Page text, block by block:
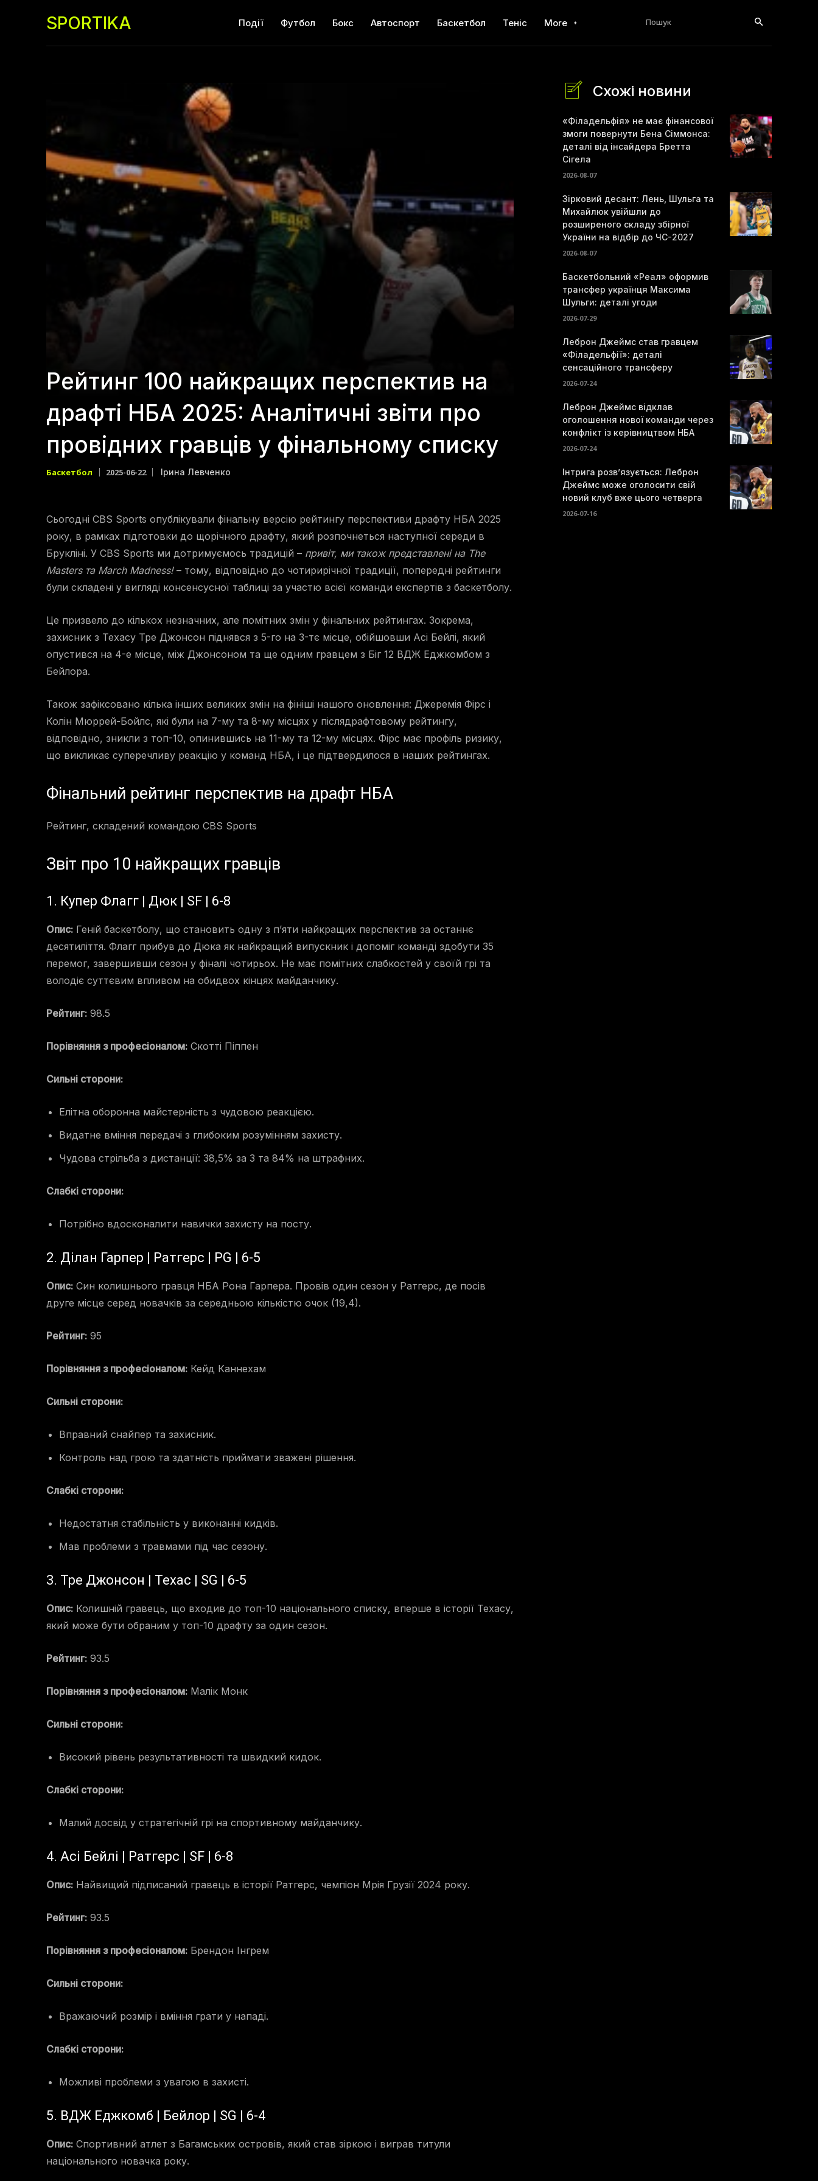
SPORTIKA Події Футбол Бокс Автоспорт Баскетбол Теніс More Пошук
Рейтинг 100 найкращих перспектив на
драфті НБА 2025: Аналітичні звіти про
провідних гравців у фінальному списку
Баскетбол 2025-06-22 Ірина Левченко
Сьогодні CBS Sports опублікували фінальну версію рейтингу перспективи драфту НБА 2025
року, в рамках підготовки до щорічного драфту, який розпочнеться наступної середи в
Брукліні. У CBS Sports ми дотримуємось традицій – привіт, ми також представлені на The
Masters та March Madness!– тому, відповідно до чотирирічної традиції, попередні рейтинги
були складені у вигляді консенсусної таблиці за участю всієї команди експертів з баскетболу.
Це призвело до кількох незначних, але помітних змін у фінальних рейтингах. Зокрема,
захисник з Техасу Тре Джонсон піднявся з 5-го на 3-тє місце, обійшовши Асі Бейлі, який
опустився на 4-е місце, між Джонсоном та ще одним гравцем з Біг 12 ВДЖ Еджкомбом з
Бейлора.
Також зафіксовано кілька інших великих змін на фініші нашого оновлення: Джеремія Фірс і
Колін Мюррей-Бойлс, які були на 7-му та 8-му місцях у післядрафтовому рейтингу,
відповідно, зникли з топ-10, опинившись на 11-му та 12-му місцях. Фірс має профіль ризику,
що викликає суперечливу реакцію у команд НБА, і це підтвердилося в наших рейтингах.
Фінальний рейтинг перспектив на драфт НБА
Рейтинг, складений командою CBS Sports
Звіт про 10 найкращих гравців
1. Купер Флагг | Дюк | SF | 6-8
Опис: Геній баскетболу, що становить одну з п’яти найкращих перспектив за останнє
десятиліття. Флагг прибув до Дюка як найкращий випускник і допоміг команді здобути 35
перемог, завершивши сезон у фіналі чотирьох. Не має помітних слабкостей у своїй грі та
володіє суттєвим впливом на обидвох кінцях майданчику.
Рейтинг: 98.5
Порівняння з професіоналом: Скотті Піппен
Сильні сторони:
Елітна оборонна майстерність з чудовою реакцією.
Видатне вміння передачі з глибоким розумінням захисту.
Чудова стрільба з дистанції: 38,5% за 3 та 84% на штрафних.
Слабкі сторони:
Потрібно вдосконалити навички захисту на посту.
2. Ділан Гарпер | Ратгерс | PG | 6-5
Опис: Син колишнього гравця НБА Рона Гарпера. Провів один сезон у Ратгерс, де посів
друге місце серед новачків за середньою кількістю очок (19,4).
Рейтинг: 95
Порівняння з професіоналом: Кейд Каннехам
Сильні сторони:
Вправний снайпер та захисник.
Контроль над грою та здатність приймати зважені рішення.
Слабкі сторони:
Недостатня стабільність у виконанні кидків.
Мав проблеми з травмами під час сезону.
3. Тре Джонсон | Техас | SG | 6-5
Опис: Колишній гравець, що входив до топ-10 національного списку, вперше в історії Техасу,
який може бути обраним у топ-10 драфту за один сезон.
Рейтинг: 93.5
Порівняння з професіоналом: Малік Монк
Сильні сторони:
Високий рівень результативності та швидкий кидок.
Слабкі сторони:
Малий досвід у стратегічній грі на спортивному майданчику.
4. Асі Бейлі | Ратгерс | SF | 6-8
Опис: Найвищий підписаний гравець в історії Ратгерс, чемпіон Мрія Грузії 2024 року.
Рейтинг: 93.5
Порівняння з професіоналом: Брендон Інгрем
Сильні сторони:
Вражаючий розмір і вміння грати у нападі.
Слабкі сторони:
Можливі проблеми з увагою в захисті.
5. ВДЖ Еджкомб | Бейлор | SG | 6-4
Опис: Спортивний атлет з Багамських островів, який став зіркою і виграв титули
національного новачка року.
Схожі новини
«Філадельфія» не має фінансової
змоги повернути Бена Сіммонса:
деталі від інсайдера Бретта
Сігела
2026-08-07
Зірковий десант: Лень, Шульга та
Михайлюк увійшли до
розширеного складу збірної
України на відбір до ЧС-2027
2026-08-07
Баскетбольний «Реал» оформив
трансфер українця Максима
Шульги: деталі угоди
2026-07-29
Леброн Джеймс став гравцем
«Філадельфії»: деталі
сенсаційного трансферу
2026-07-24
Леброн Джеймс відклав
оголошення нової команди через
конфлікт із керівництвом НБА
2026-07-24
Інтрига розв’язується: Леброн
Джеймс може оголосити свій
новий клуб вже цього четверга
2026-07-16